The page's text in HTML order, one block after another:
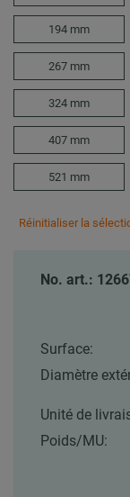
194 mm
267 mm
324 mm
407 mm
521 mm
Réinitialiser la
No. art.:
Surface:
Diamètre
Unité de
Poids/MU: